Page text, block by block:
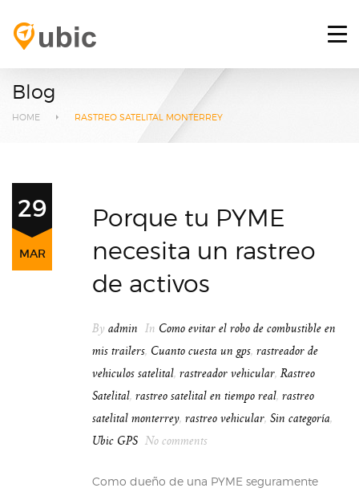
RETOS
PLATAFORMA GPS
CONTACTO
INICIAR SESIÓN
Blog
HOME RASTREO SATELITAL MONTERREY
29
MAR
Porque tu PYME
necesita un rastreo
de activos
By admin In Como evitar el robo de combustible en
mis trailers, Cuanto cuesta un gps, rastreador de
vehiculos satelital, rastreador vehicular, Rastreo
Satelital, rastreo satelital en tiempo real, rastreo
satelital monterrey, rastreo vehicular, Sin categoría,
Ubic GPS No comments
Como dueño de una PYME seguramente